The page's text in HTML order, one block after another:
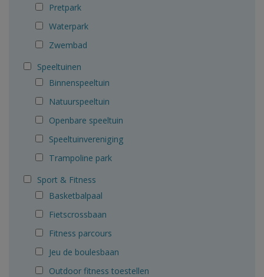
Pretpark
Waterpark
Zwembad
Speeltuinen
Binnenspeeltuin
Natuurspeeltuin
Openbare speeltuin
Speeltuinvereniging
Trampoline park
Sport & Fitness
Basketbalpaal
Fietscrossbaan
Fitness parcours
Jeu de boulesbaan
Outdoor fitness toestellen